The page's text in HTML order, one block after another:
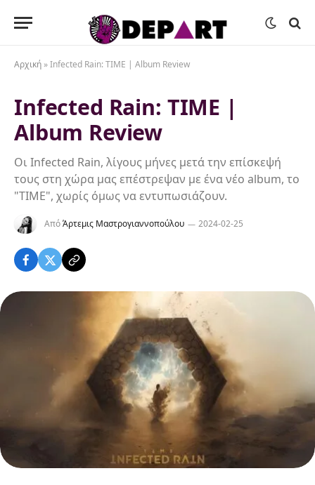
Αρχική »Infected Rain: TIME | Album Review
Infected Rain: TIME |
Album Review
Οι Infected Rain, λίγους μήνες μετά την επίσκεψή
τους στη χώρα μας επέστρεψαν με ένα νέο album, το
"TIME", χωρίς όμως να εντυπωσιάζουν.
ΑπόΆρτεμις Μαστρογιαννοπούλου 2024-02-25